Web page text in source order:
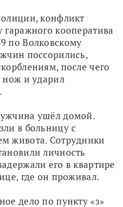
конфликт
кооператива
по Волковскому
поссорились,
после чего
нож и ударил
ушёл домой.
в больницу с
живота. Сотрудники
личность
его в квартире
где он проживал.
дело по пункту «з»